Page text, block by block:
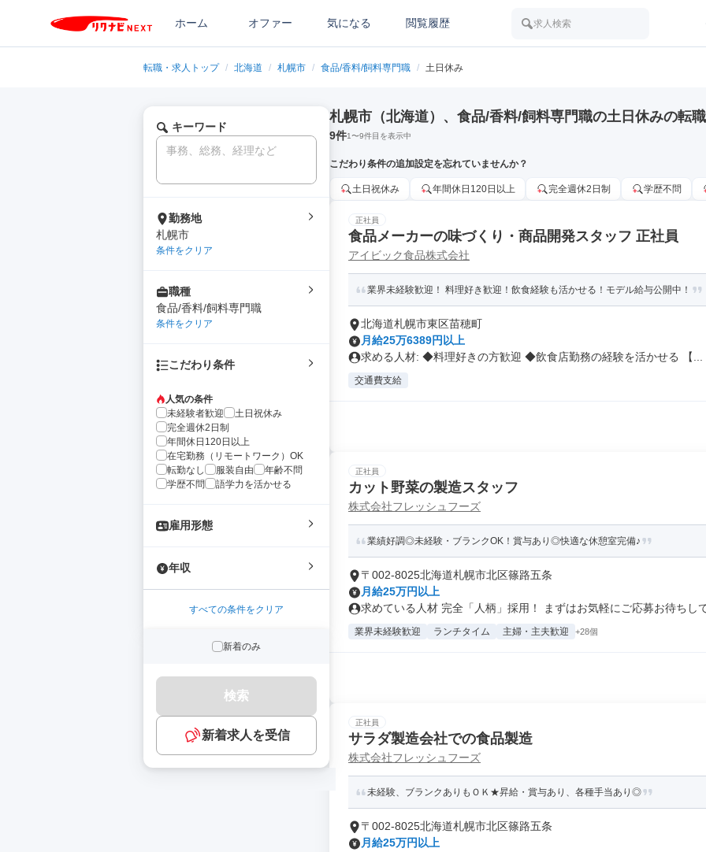
ホーム オファー 気になる 閲覧履歴 求人検索
転職・求人トップ / 北海道 / 札幌市 / 食品/香料/飼料専門職 / 土日休み
キーワード
勤務地
札幌市
条件をクリア
職種
食品/香料/飼料専門職
条件をクリア
こだわり条件
人気の条件
未経験者歓迎
土日祝休み
完全週休2日制
年間休日120日以上
在宅勤務（リモートワーク）OK
転勤なし
服装自由
年齢不問
学歴不問
語学力を活かせる
雇用形態
年収
すべての条件をクリア
新着のみ
検索
新着求人を受信
札幌市（北海道）、食品/香料/飼料専門職の土日休みの転
9件1〜9件目を表示中
こだわり条件の追加設定を忘れていませんか？
土日祝休み 年間休日120日以上 完全週休2日制 学歴不問
正社員
食品メーカーの味づくり・商品開発スタッフ 正社員
アイビック食品株式会社
業界未経験歓迎！ 料理好き歓迎！飲食経験も活かせる！モデル給与公開中！
北海道札幌市東区苗穂町
月給25万6389円以上
求める人材: ◆料理好きの方歓迎 ◆飲食店勤務の経験を活かせる 【...
交通費支給
正社員
カット野菜の製造スタッフ
株式会社フレッシュフーズ
業績好調◎未経験・ブランクOK！賞与あり◎快適な休憩室完備♪
〒002-8025北海道札幌市北区篠路五条
月給25万円以上
求めている人材 完全「人柄」採用！ まずはお気軽にご応募お待ちし
業界未経験歓迎 ランチタイム 主婦・主夫歓迎 +28個
正社員
サラダ製造会社での食品製造
株式会社フレッシュフーズ
未経験、ブランクありもＯＫ★昇給・賞与あり、各種手当あり◎
〒002-8025北海道札幌市北区篠路五条
月給25万円以上